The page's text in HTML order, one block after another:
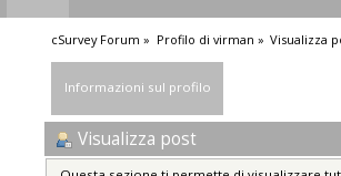
cSurvey Forum » Profilo di virman » Visualizza
Informazioni sul profilo
Visualizza post